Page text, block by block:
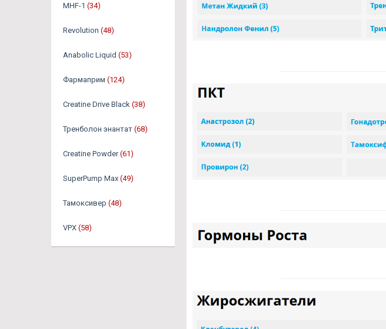
MHF-1 (34)
Revolution (48)
Anabolic Liquid (53)
Фармаприм (124)
Creatine Drive Black (38)
Тренболон энантат (68)
Creatine Powder (61)
SuperPump Max (49)
Тамоксивер (48)
VPX (58)